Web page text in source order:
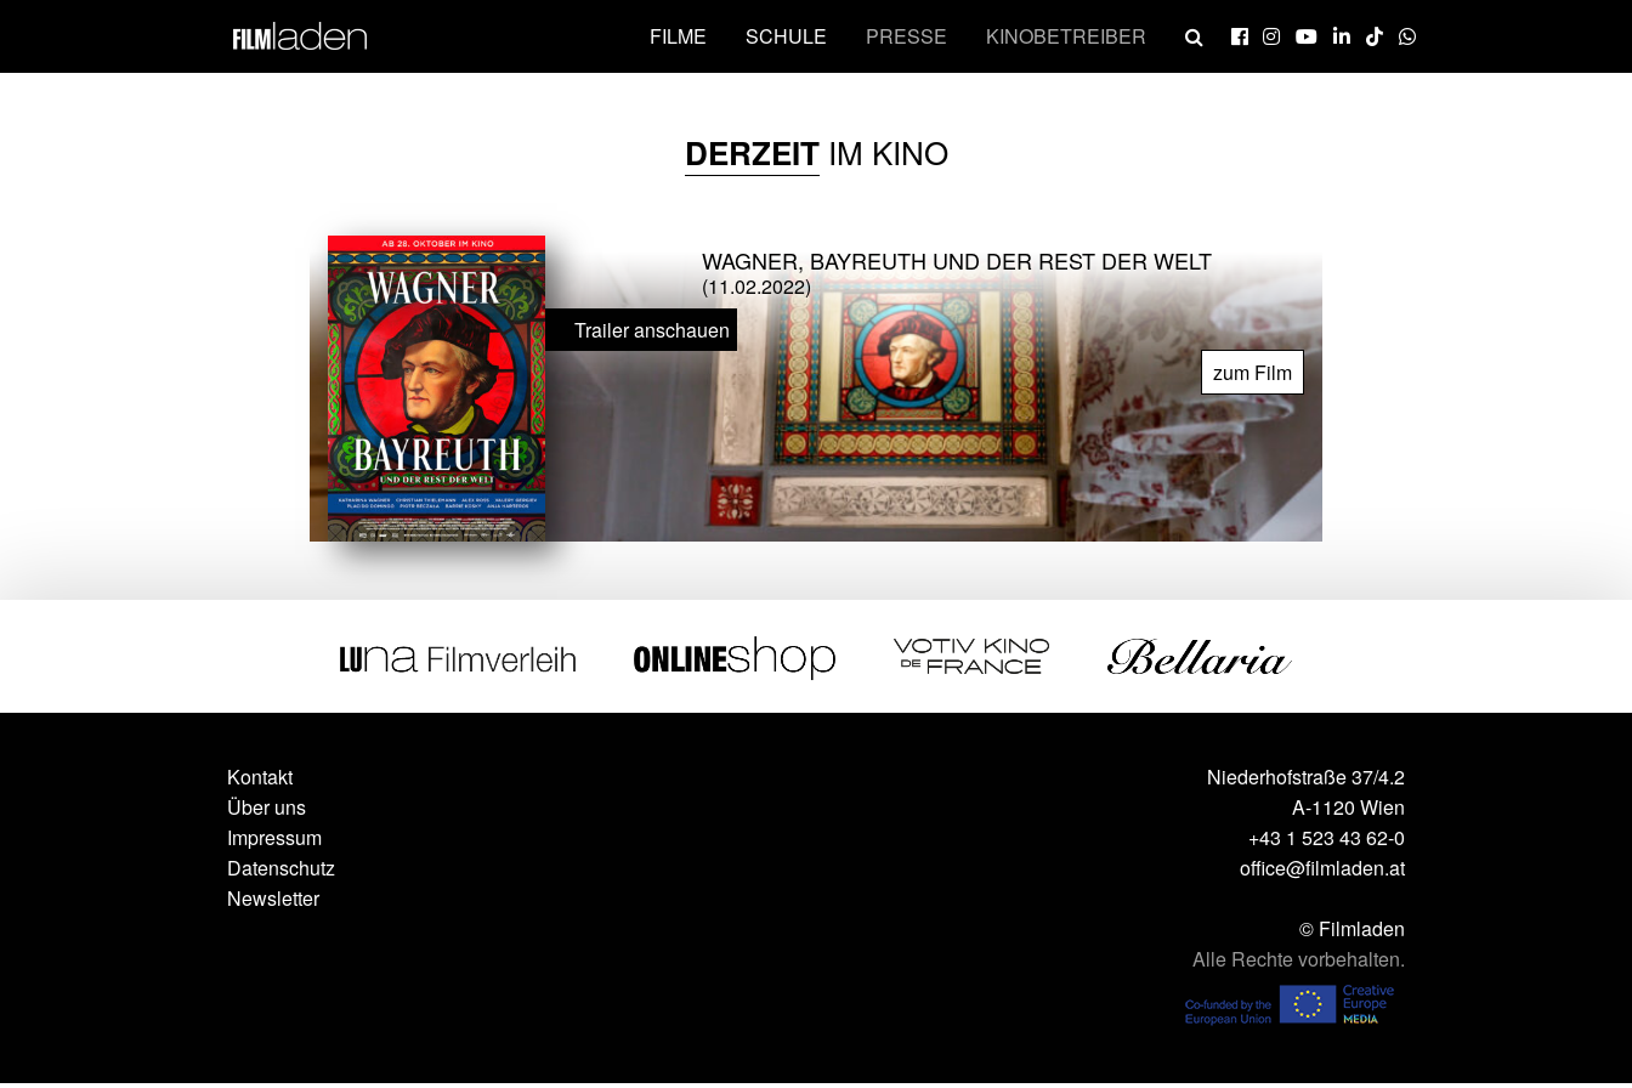
FILME SCHULE PRESSE KINOBETREIBER
DERZEITIM KINO
WAGNER, BAYREUTH UND DER REST DER WELT
(11.02.2022)
Trailer anschauen
zum Film
Kontakt
Über uns
Impressum
Datenschutz
Newsletter
Niederhofstraße 37/4.2
A-1120 Wien
+43 1 523 43 62-0
office@filmladen.at
© Filmladen
Alle Rechte vorbehalten.